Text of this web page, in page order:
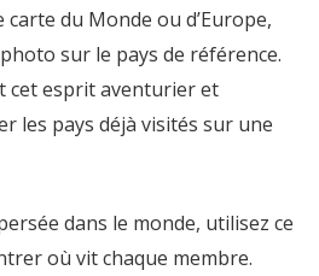
du Monde ou d’Europe,
sur le pays de référence.
cet esprit aventurier et
les pays déjà visités sur une
dans le monde, utilisez ce
où vit chaque membre.